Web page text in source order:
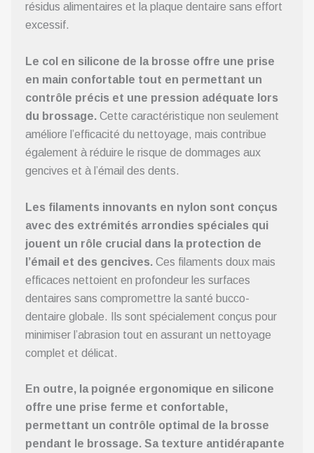
résidus alimentaires et la plaque dentaire sans effort
excessif.
Le col en silicone de la brosse offre une prise
en main confortable tout en permettant un
contrôle précis et une pression adéquate lors
du brossage. Cette caractéristique non seulement
améliore l’efficacité du nettoyage, mais contribue
également à réduire le risque de dommages aux
gencives et à l’émail des dents.
Les filaments innovants en nylon sont conçus
avec des extrémités arrondies spéciales qui
jouent un rôle crucial dans la protection de
l’émail et des gencives. Ces filaments doux mais
efficaces nettoient en profondeur les surfaces
dentaires sans compromettre la santé bucco-
dentaire globale. Ils sont spécialement conçus pour
minimiser l’abrasion tout en assurant un nettoyage
complet et délicat.
En outre, la poignée ergonomique en silicone
offre une prise ferme et confortable,
permettant un contrôle optimal de la brosse
pendant le brossage. Sa texture antidérapante